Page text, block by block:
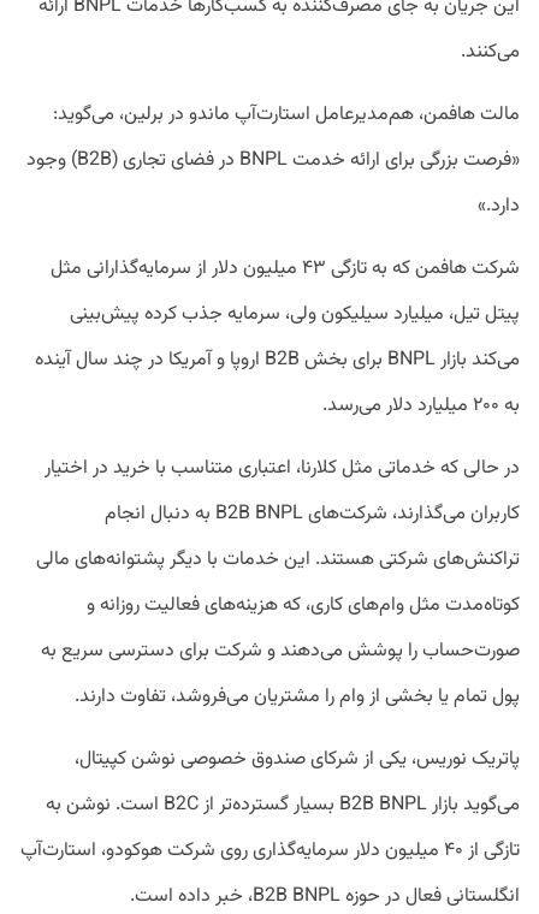
این جریان به جای مصرف‌کننده به کسب‌کارها خدمات BNPL ارائه
می‌کنند.
مالت هافمن، هم‌مدیرعامل استارت‌آپ ماندو در برلین، می‌گوید:
«فرصت بزرگی برای ارائه خدمت BNPL در فضای تجاری (B2B) وجود
دارد.»
شرکت هافمن که به تازگی ۴۳ میلیون دلار از سرمایه‌گذارانی مثل
پیتل تیل، میلیارد سیلیکون ولی، سرمایه جذب کرده پیش‌بینی
می‌کند بازار BNPL برای بخش B2B اروپا و آمریکا در چند سال آینده
به ۲۰۰ میلیارد دلار می‌رسد.
در حالی که خدماتی مثل کلارنا، اعتباری متناسب با خرید در اختیار
کاربران می‌گذارند، شرکت‌های B2B BNPL به دنبال انجام
تراکنش‌های شرکتی هستند. این خدمات با دیگر پشتوانه‌های مالی
کوتاه‌مدت مثل وام‌های کاری، که هزینه‌های فعالیت روزانه و
صورت‌حساب را پوشش می‌دهند و شرکت برای دسترسی سریع به
پول تمام یا بخشی از وام را مشتریان می‌فروشد، تفاوت دارند.
پاتریک نوریس، یکی از شرکای صندوق خصوصی نوشن کپیتال،
می‌گوید بازار B2B BNPL بسیار گسترده‌تر از B2C است. نوشن به
تازگی از ۴۰ میلیون دلار سرمایه‌گذاری روی شرکت هوکودو، استارت‌آپ
انگلستانی فعال در حوزه B2B BNPL، خبر داده است.